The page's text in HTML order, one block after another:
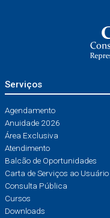
Serviços
Agendamento
Anuidade 2026
Área Exclusiva
Atendimento
Balcão de Oportunidades
Carta de Serviços ao Usuário
Consulta Pública
Cursos
Downloads